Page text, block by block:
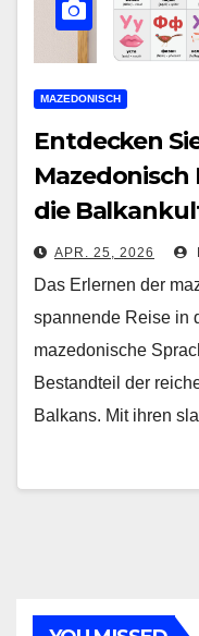
MAZEDONISCH
Entdecken
Mazedonisch
die
APR. 25, 2026
Das Erlernen der
spannende Reise in
mazedonische
Bestandteil der
Balkans. Mit ihren